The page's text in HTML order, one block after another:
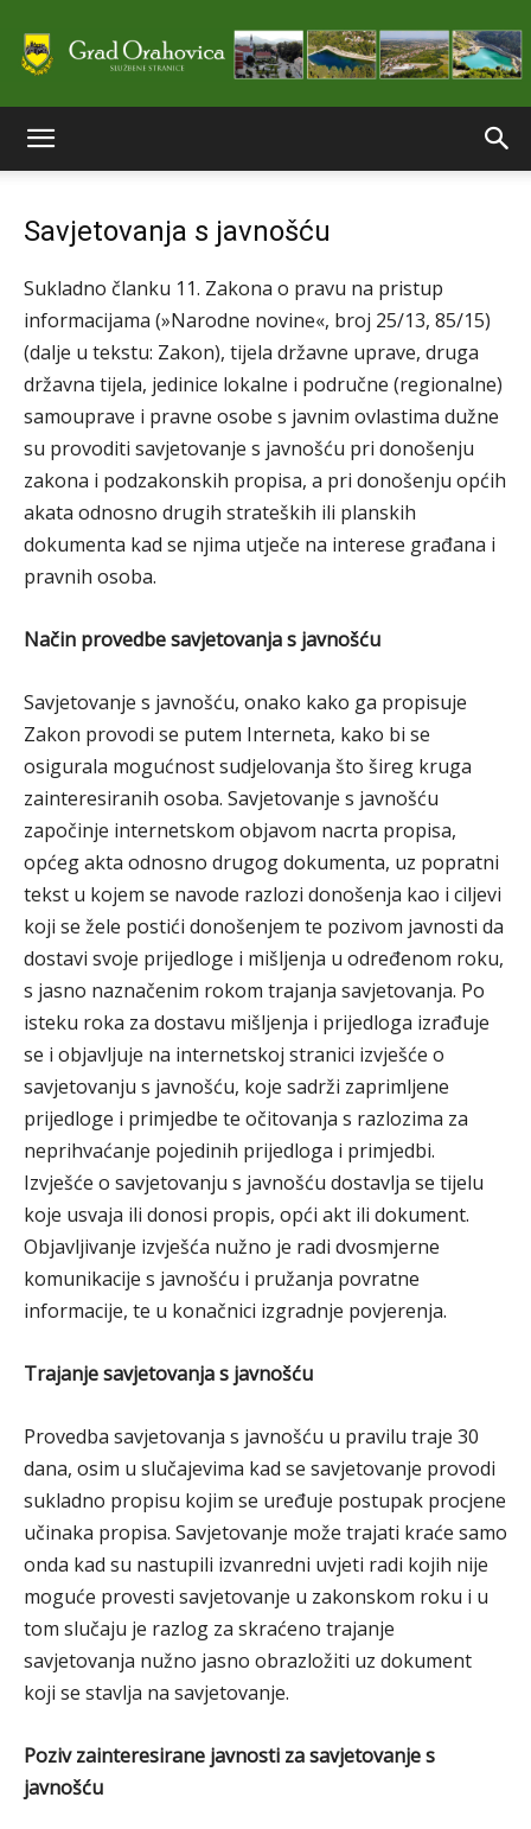
stranice
Grada
Orahovice
Savjetovanja s javnošću
Sukladno članku 11. Zakona o pravu na pristup
informacijama (»Narodne novine«, broj 25/13, 85/15)
(dalje u tekstu: Zakon), tijela državne uprave, druga
državna tijela, jedinice lokalne i područne (regionalne)
samouprave i pravne osobe s javnim ovlastima dužne
su provoditi savjetovanje s javnošću pri donošenju
zakona i podzakonskih propisa, a pri donošenju općih
akata odnosno drugih strateških ili planskih
dokumenta kad se njima utječe na interese građana i
pravnih osoba.
Način provedbe savjetovanja s javnošću
Savjetovanje s javnošću, onako kako ga propisuje
Zakon provodi se putem Interneta, kako bi se
osigurala mogućnost sudjelovanja što šireg kruga
zainteresiranih osoba. Savjetovanje s javnošću
započinje internetskom objavom nacrta propisa,
općeg akta odnosno drugog dokumenta, uz popratni
tekst u kojem se navode razlozi donošenja kao i ciljevi
koji se žele postići donošenjem te pozivom javnosti da
dostavi svoje prijedloge i mišljenja u određenom roku,
s jasno naznačenim rokom trajanja savjetovanja. Po
isteku roka za dostavu mišljenja i prijedloga izrađuje
se i objavljuje na internetskoj stranici izvješće o
savjetovanju s javnošću, koje sadrži zaprimljene
prijedloge i primjedbe te očitovanja s razlozima za
neprihvaćanje pojedinih prijedloga i primjedbi.
Izvješće o savjetovanju s javnošću dostavlja se tijelu
koje usvaja ili donosi propis, opći akt ili dokument.
Objavljivanje izvješća nužno je radi dvosmjerne
komunikacije s javnošću i pružanja povratne
informacije, te u konačnici izgradnje povjerenja.
Trajanje savjetovanja s javnošću
Provedba savjetovanja s javnošću u pravilu traje 30
dana, osim u slučajevima kad se savjetovanje provodi
sukladno propisu kojim se uređuje postupak procjene
učinaka propisa. Savjetovanje može trajati kraće samo
onda kad su nastupili izvanredni uvjeti radi kojih nije
moguće provesti savjetovanje u zakonskom roku i u
tom slučaju je razlog za skraćeno trajanje
savjetovanja nužno jasno obrazložiti uz dokument
koji se stavlja na savjetovanje.
Poziv zainteresirane javnosti za savjetovanje s
javnošću